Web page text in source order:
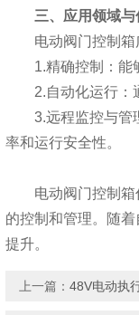
三、应用领域与
电动阀门控制箱
1.精确控制：能够
2.自动化运行：通
3.远程监控与管理
率和运行安全性。
电动阀门控制箱作
的控制和管理。随
提升。
上一篇： 48V电动执